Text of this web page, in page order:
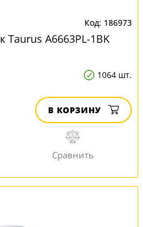
186973
Taurus A6663PL-1BK
1064 шт.
В КОРЗИНУ